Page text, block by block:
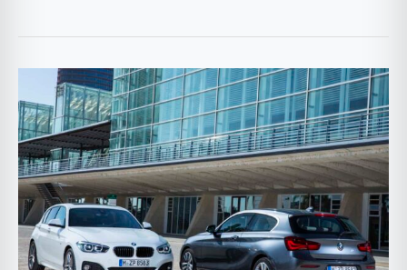
1
este
şi
mai
BMW
decât
până
acum